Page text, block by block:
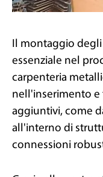
Il montaggio degli
essenziale nel
carpenteria
nell'inserimento
aggiuntivi, come
all'interno di
connessioni